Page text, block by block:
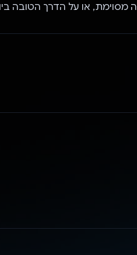
או על הדרך הטובה